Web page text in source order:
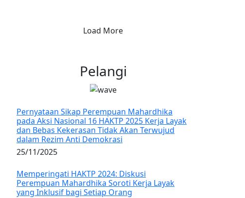
Load More
Pelangi
Pernyataan Sikap Perempuan Mahardhika
pada Aksi Nasional 16 HAKTP 2025 Kerja Layak
dan Bebas Kekerasan Tidak Akan Terwujud
dalam Rezim Anti Demokrasi
25/11/2025
Memperingati HAKTP 2024: Diskusi
Perempuan Mahardhika Soroti Kerja Layak
yang Inklusif bagi Setiap Orang